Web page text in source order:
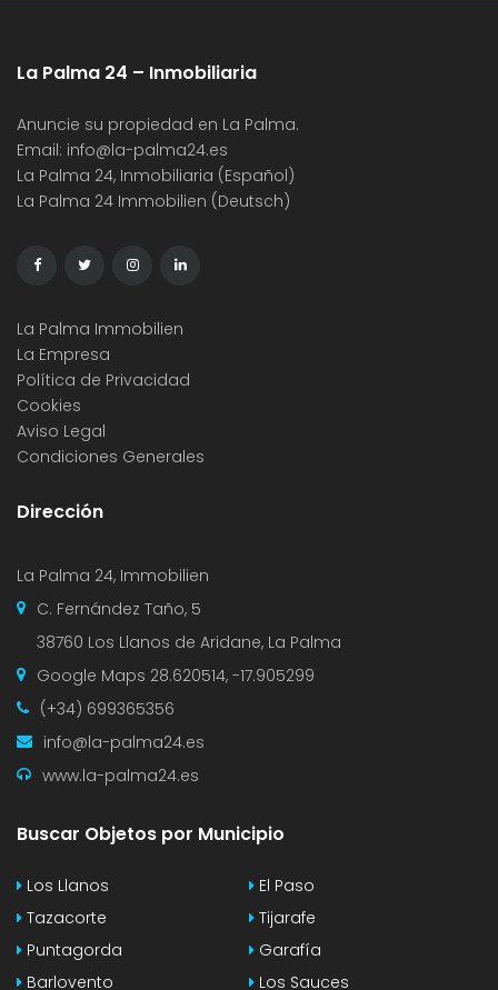
La Palma 24 – Inmobiliaria
Anuncie su propiedad en La Palma.
Email: info@la-palma24.es
La Palma 24, Inmobiliaria (Español)
La Palma 24 Immobilien (Deutsch)
La Palma Immobilien
La Empresa
Política de Privacidad
Cookies
Aviso Legal
Condiciones Generales
Dirección
La Palma 24, Immobilien
C. Fernández Taño, 5
38760 Los Llanos de Aridane, La Palma
Google Maps 28.620514, -17.905299
(+34) 699365356
info@la-palma24.es
www.la-palma24.es
Buscar Objetos por Municipio
Los Llanos
El Paso
Tazacorte
Tijarafe
Puntagorda
Garafía
Barlovento
Los Sauces